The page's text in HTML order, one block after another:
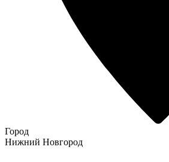
Город
Нижний Новгород